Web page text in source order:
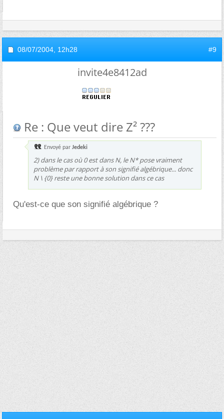
08/07/2004, 12h28 #9
invite4e8412ad
Re : Que veut dire Z² ???
Envoyé par Jedeki
2) dans le cas où 0 est dans N, le N* pose vraiment
problème par rapport à son signifié algébrique... donc
N \ {0} reste une bonne solution dans ce cas
Qu'est-ce que son signifié algébrique ?